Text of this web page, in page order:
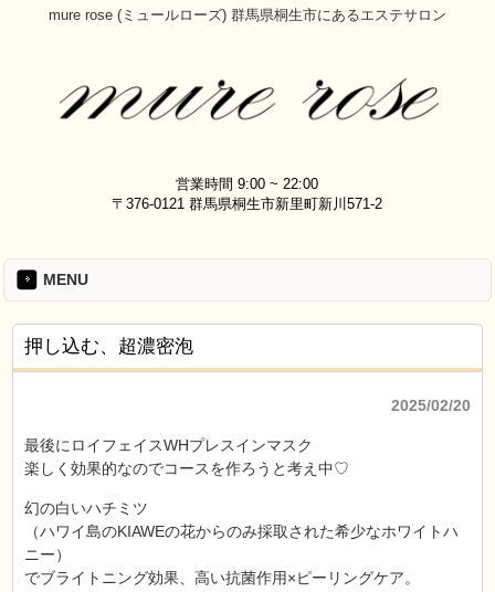
mure rose (ミュールローズ) 群馬県桐生市にあるエステサロン
営業時間 9:00 ~ 22:00
〒376-0121 群馬県桐生市新里町新川571-2
MENU
押し込む、超濃密泡
2025/02/20
最後にロイフェイスWHプレスインマスク
楽しく効果的なのでコースを作ろうと考え中♡
幻の白いハチミツ
（ハワイ島のKIAWEの花からのみ採取された希少なホワイトハ
ニー）
でブライトニング効果、高い抗菌作用×ピーリングケア。